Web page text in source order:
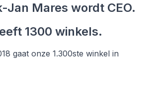
Jan Mares wordt CEO.
1300 winkels.
gaat onze 1.300ste winkel in